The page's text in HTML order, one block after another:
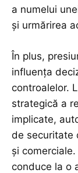
a numelui
și urmărirea
În plus,
influența
controalelor.
strategică a
implicate,
de securitate
și
conduce la o